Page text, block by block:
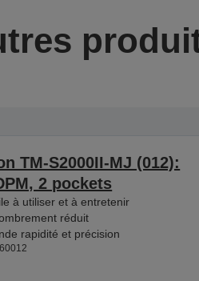
TM-S2000II-MJ (012):
2 pockets
à utiliser et à entretenir
réduit
rapidité et précision